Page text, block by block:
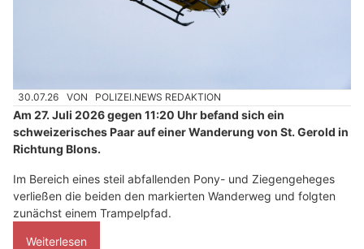
30.07.26 VON POLIZEI.NEWS REDAKTION
Am 27. Juli 2026 gegen 11:20 Uhr befand sich ein
schweizerisches Paar auf einer Wanderung von St. Gerold in
Richtung Blons.
Im Bereich eines steil abfallenden Pony- und Ziegengeheges
verließen die beiden den markierten Wanderweg und folgten
zunächst einem Trampelpfad.
Weiterlesen